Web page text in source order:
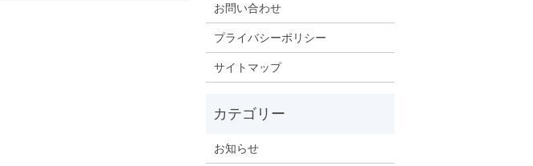
お問い合わせ
プライバシーポリシー
サイトマップ
お知らせ